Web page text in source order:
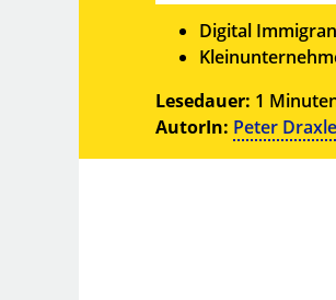
Digital
Lesedauer: 1
AutorIn: Peter